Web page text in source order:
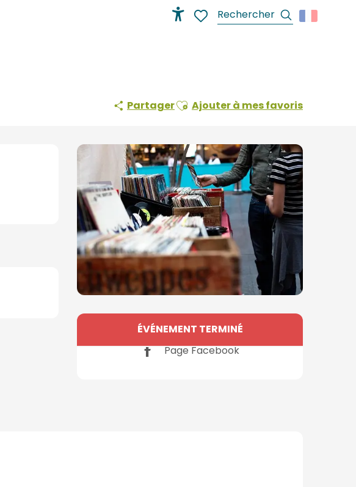
Recherche
PartagerAjouter aux favoris
Ajouter à mes favoris
Ouverture et
ÉVÉNEMENT TERMINÉ
Page Facebook